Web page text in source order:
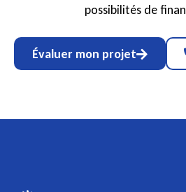
possibilités de
Évaluer mon projet